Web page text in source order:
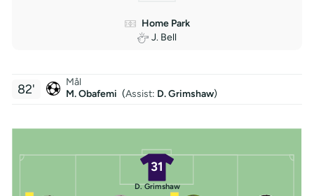
Home Park
J. Bell
Mål
M. Obafemi (Assist: D. Grimshaw)
82'
31
D. Grimshaw